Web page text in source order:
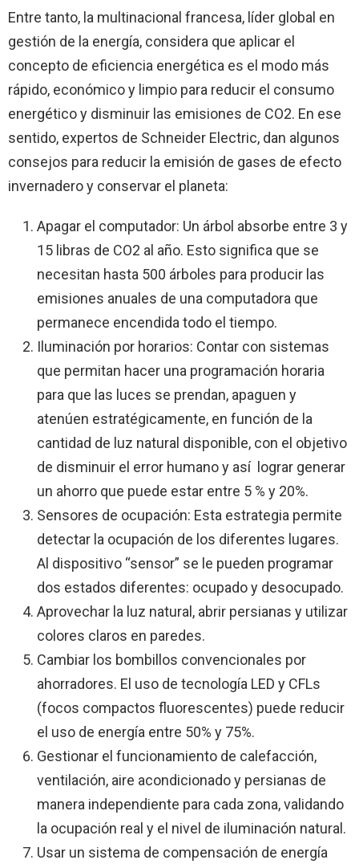
Entre tanto, la multinacional francesa, líder global en
gestión de la energía, considera que aplicar el
concepto de eficiencia energética es el modo más
rápido, económico y limpio para reducir el consumo
energético y disminuir las emisiones de CO2. En ese
sentido, expertos de Schneider Electric, dan algunos
consejos para reducir la emisión de gases de efecto
invernadero y conservar el planeta:
Apagar el computador: Un árbol absorbe entre 3 y
15 libras de CO2 al año. Esto significa que se
necesitan hasta 500 árboles para producir las
emisiones anuales de una computadora que
permanece encendida todo el tiempo.
Iluminación por horarios: Contar con sistemas
que permitan hacer una programación horaria
para que las luces se prendan, apaguen y
atenúen estratégicamente, en función de la
cantidad de luz natural disponible, con el objetivo
de disminuir el error humano y así lograr generar
un ahorro que puede estar entre 5 % y 20%.
Sensores de ocupación: Esta estrategia permite
detectar la ocupación de los diferentes lugares.
Al dispositivo “sensor” se le pueden programar
dos estados diferentes: ocupado y desocupado.
Aprovechar la luz natural, abrir persianas y utilizar
colores claros en paredes.
Cambiar los bombillos convencionales por
ahorradores. El uso de tecnología LED y CFLs
(focos compactos fluorescentes) puede reducir
el uso de energía entre 50% y 75%.
Gestionar el funcionamiento de calefacción,
ventilación, aire acondicionado y persianas de
manera independiente para cada zona, validando
la ocupación real y el nivel de iluminación natural.
Usar un sistema de compensación de energía